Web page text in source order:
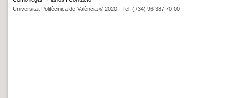
Universitat Politècnica de València © 2020 · Tel. (+34) 96 387 70 00